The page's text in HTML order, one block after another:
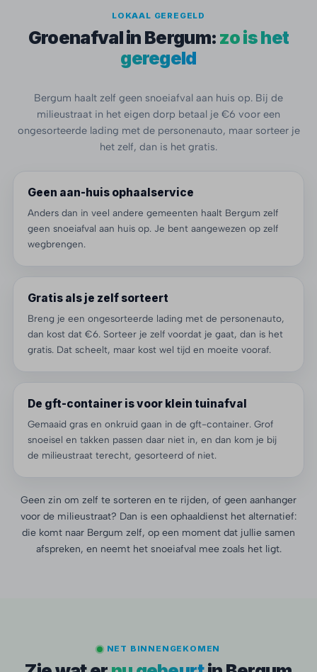
LOKAAL GEREGELD
Groenafval in Bergum: zo is het
geregeld
Bergum haalt zelf geen snoeiafval aan huis op. Bij de
milieustraat in het eigen dorp betaal je €6 voor een
ongesorteerde lading met de personenauto, maar sorteer je
het zelf, dan is het gratis.
Geen aan-huis ophaalservice
Anders dan in veel andere gemeenten haalt Bergum zelf
geen snoeiafval aan huis op. Je bent aangewezen op zelf
wegbrengen.
Gratis als je zelf sorteert
Breng je een ongesorteerde lading met de personenauto,
dan kost dat €6. Sorteer je zelf voordat je gaat, dan is het
gratis. Dat scheelt, maar kost wel tijd en moeite vooraf.
De gft-container is voor klein tuinafval
Gemaaid gras en onkruid gaan in de gft-container. Grof
snoeisel en takken passen daar niet in, en dan kom je bij
de milieustraat terecht, gesorteerd of niet.
Geen zin om zelf te sorteren en te rijden, of geen aanhanger
voor de milieustraat? Dan is een ophaaldienst het alternatief:
die komt naar Bergum zelf, op een moment dat jullie samen
afspreken, en neemt het snoeiafval mee zoals het ligt.
NET BINNENGEKOMEN